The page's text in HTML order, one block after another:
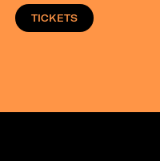
TICKETS